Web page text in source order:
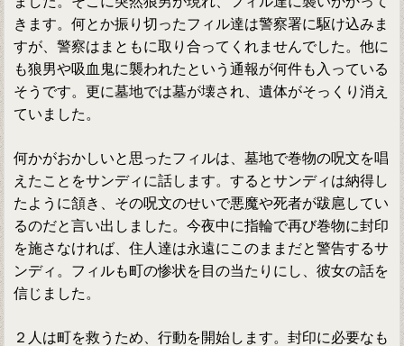
きます。何とか振り切ったフィル達は警察署に駆け込みま
すが、警察はまともに取り合ってくれませんでした。他に
も狼男や吸血鬼に襲われたという通報が何件も入っている
そうです。更に墓地では墓が壊され、遺体がそっくり消え
ていました。
何かがおかしいと思ったフィルは、墓地で巻物の呪文を唱
えたことをサンディに話します。するとサンディは納得し
たように頷き、その呪文のせいで悪魔や死者が跋扈してい
るのだと言い出しました。今夜中に指輪で再び巻物に封印
を施さなければ、住人達は永遠にこのままだと警告するサ
ンディ。フィルも町の惨状を目の当たりにし、彼女の話を
信じました。
２人は町を救うため、行動を開始します。封印に必要なも